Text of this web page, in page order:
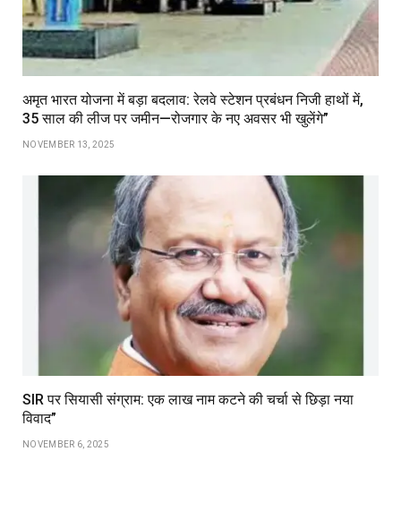
अमृत भारत योजना में बड़ा बदलाव: रेलवे स्टेशन प्रबंधन निजी हाथों में,
35 साल की लीज पर जमीन—रोजगार के नए अवसर भी खुलेंगे”
NOVEMBER 13, 2025
SIR पर सियासी संग्राम: एक लाख नाम कटने की चर्चा से छिड़ा नया
विवाद”
NOVEMBER 6, 2025